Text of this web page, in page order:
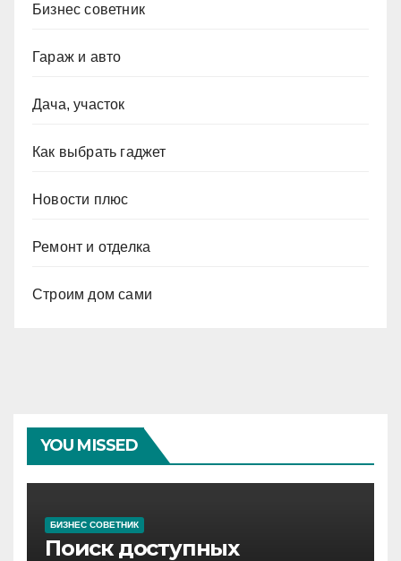
Бизнес советник
Гараж и авто
Дача, участок
Как выбрать гаджет
Новости плюс
Ремонт и отделка
Строим дом сами
YOU MISSED
БИЗНЕС СОВЕТНИК
Поиск доступных